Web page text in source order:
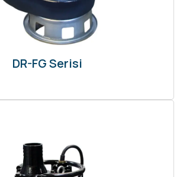
DR-FG Serisi